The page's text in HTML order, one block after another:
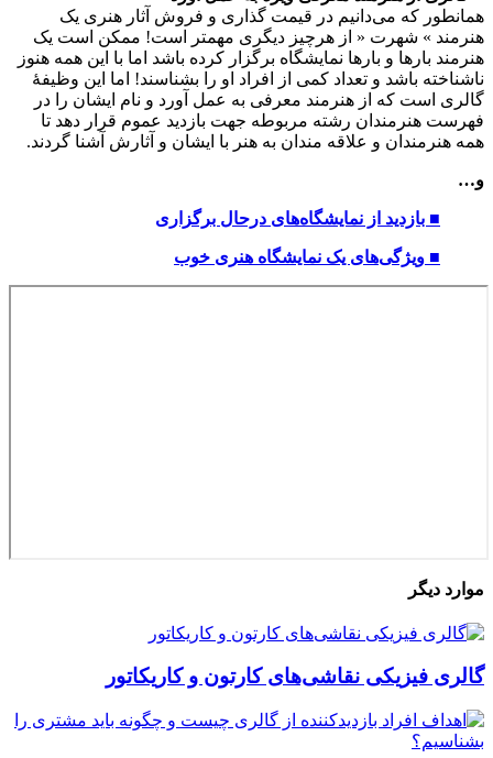
همانطور که می‌دانیم در قیمت گذاری و فروش آثار هنری یک
هنرمند » شهرت « از هرچیز دیگری مهمتر است! ممکن است یک
هنرمند بارها و بارها نمایشگاه برگزار کرده باشد اما با این همه هنوز
ناشناخته باشد و تعداد کمی از افراد او را بشناسند! اما این وظیفهٔ
گالری است که از هنرمند معرفی به عمل آورد و نام ایشان را در
فهرست هنرمندان رشته مربوطه جهت بازدید عموم قرار دهد تا
همه هنرمندان و علاقه مندان به هنر با ایشان و آثارش آشنا گردند.
و…
■ بازدید از نمایشگاه‌های درحال برگزاری
■ ویژگی‌های یک نمایشگاه هنری خوب
موارد دیگر
گالری فیزیکی نقاشی‌های کارتون و کاریکاتور